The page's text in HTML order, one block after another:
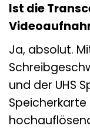
Ist die
Ja, absolut.
und der UHS